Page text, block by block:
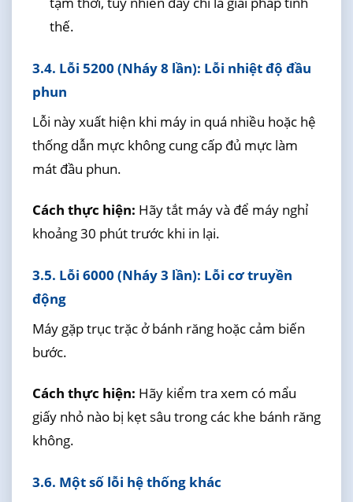
thế.
3.4. Lỗi 5200 (Nháy 8 lần): Lỗi nhiệt độ đầu
phun
Lỗi này xuất hiện khi máy in quá nhiều hoặc hệ
thống dẫn mực không cung cấp đủ mực làm
mát đầu phun.
Cách thực hiện: Hãy tắt máy và để máy nghỉ
khoảng 30 phút trước khi in lại.
3.5. Lỗi 6000 (Nháy 3 lần): Lỗi cơ truyền
động
Máy gặp trục trặc ở bánh răng hoặc cảm biến
bước.
Cách thực hiện: Hãy kiểm tra xem có mẩu
giấy nhỏ nào bị kẹt sâu trong các khe bánh răng
không.
3.6. Một số lỗi hệ thống khác